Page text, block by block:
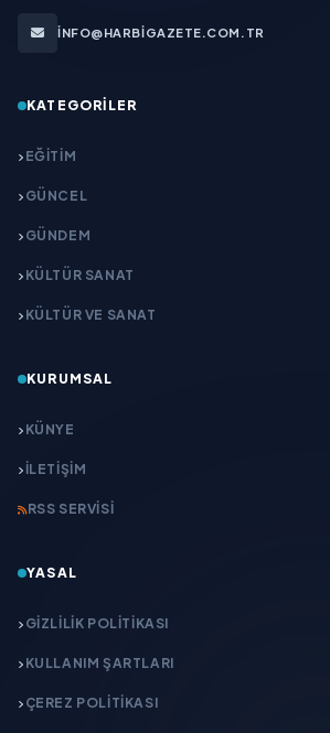
INFO@HARBIGAZETE.COM.TR
KATEGORILER
EĞITIM
GÜNCEL
GÜNDEM
KÜLTÜR SANAT
KÜLTÜR VE SANAT
KURUMSAL
KÜNYE
İLETIŞIM
RSS SERVISI
YASAL
GIZLILIK POLITIKASI
KULLANIM ŞARTLARI
ÇEREZ POLITIKASI